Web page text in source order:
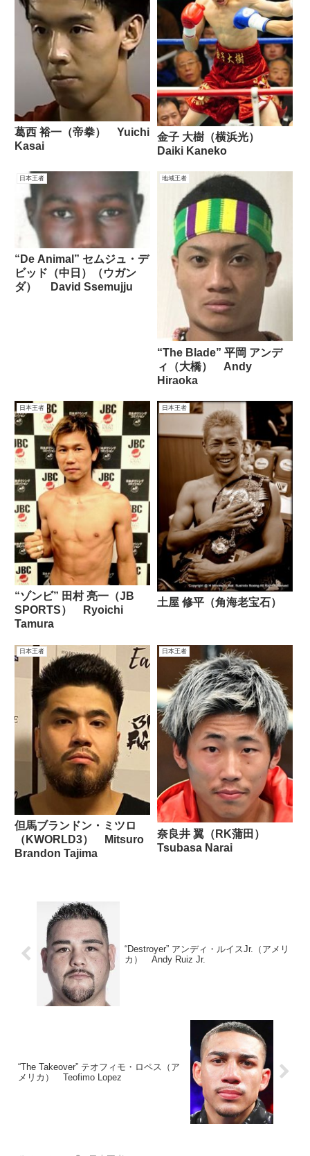
葛西 裕一（帝拳） Yuichi
Kasai
金子 大樹（横浜光）
Daiki Kaneko
日本王者
“De Animal” セムジュ・デ
ビッド（中日）（ウガン
ダ） David Ssemujju
地域王者
“The Blade” 平岡 アンデ
ィ（大橋） Andy
Hiraoka
日本王者
“ゾンビ” 田村 亮一（JB
SPORTS） Ryoichi
Tamura
日本王者
土屋 修平（角海老宝石）
日本王者
但馬ブランドン・ミツロ
（KWORLD3） Mitsuro
Brandon Tajima
日本王者
奈良井 翼（RK蒲田）
Tsubasa Narai
“Destroyer” アンディ・ルイスJr.（アメリ
カ） Andy Ruiz Jr.
“The Takeover” テオフィモ・ロペス（ア
メリカ） Teofimo Lopez